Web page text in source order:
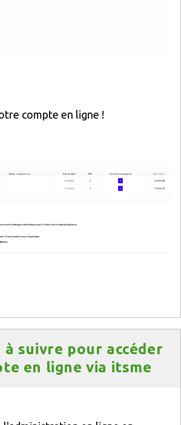
compte en ligne !
à suivre pour accéder
en ligne via itsme